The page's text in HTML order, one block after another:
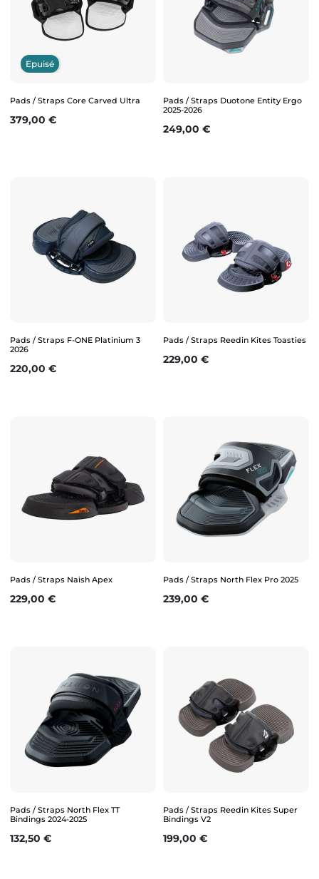
Epuisé
Pads / Straps Core Carved Ultra
Prix
379,00 €
Pads / Straps Duotone Entity Ergo
2025-2026
Prix
249,00 €
Pads / Straps F-ONE Platinium 3
2026
Prix
220,00 €
Pads / Straps Reedin Kites Toasties
Prix
229,00 €
Pads / Straps Naish Apex
Prix
229,00 €
Pads / Straps North Flex Pro 2025
Prix
239,00 €
Pads / Straps North Flex TT
Bindings 2024-2025
Prix
132,50 €
Pads / Straps Reedin Kites Super
Bindings V2
Prix
199,00 €